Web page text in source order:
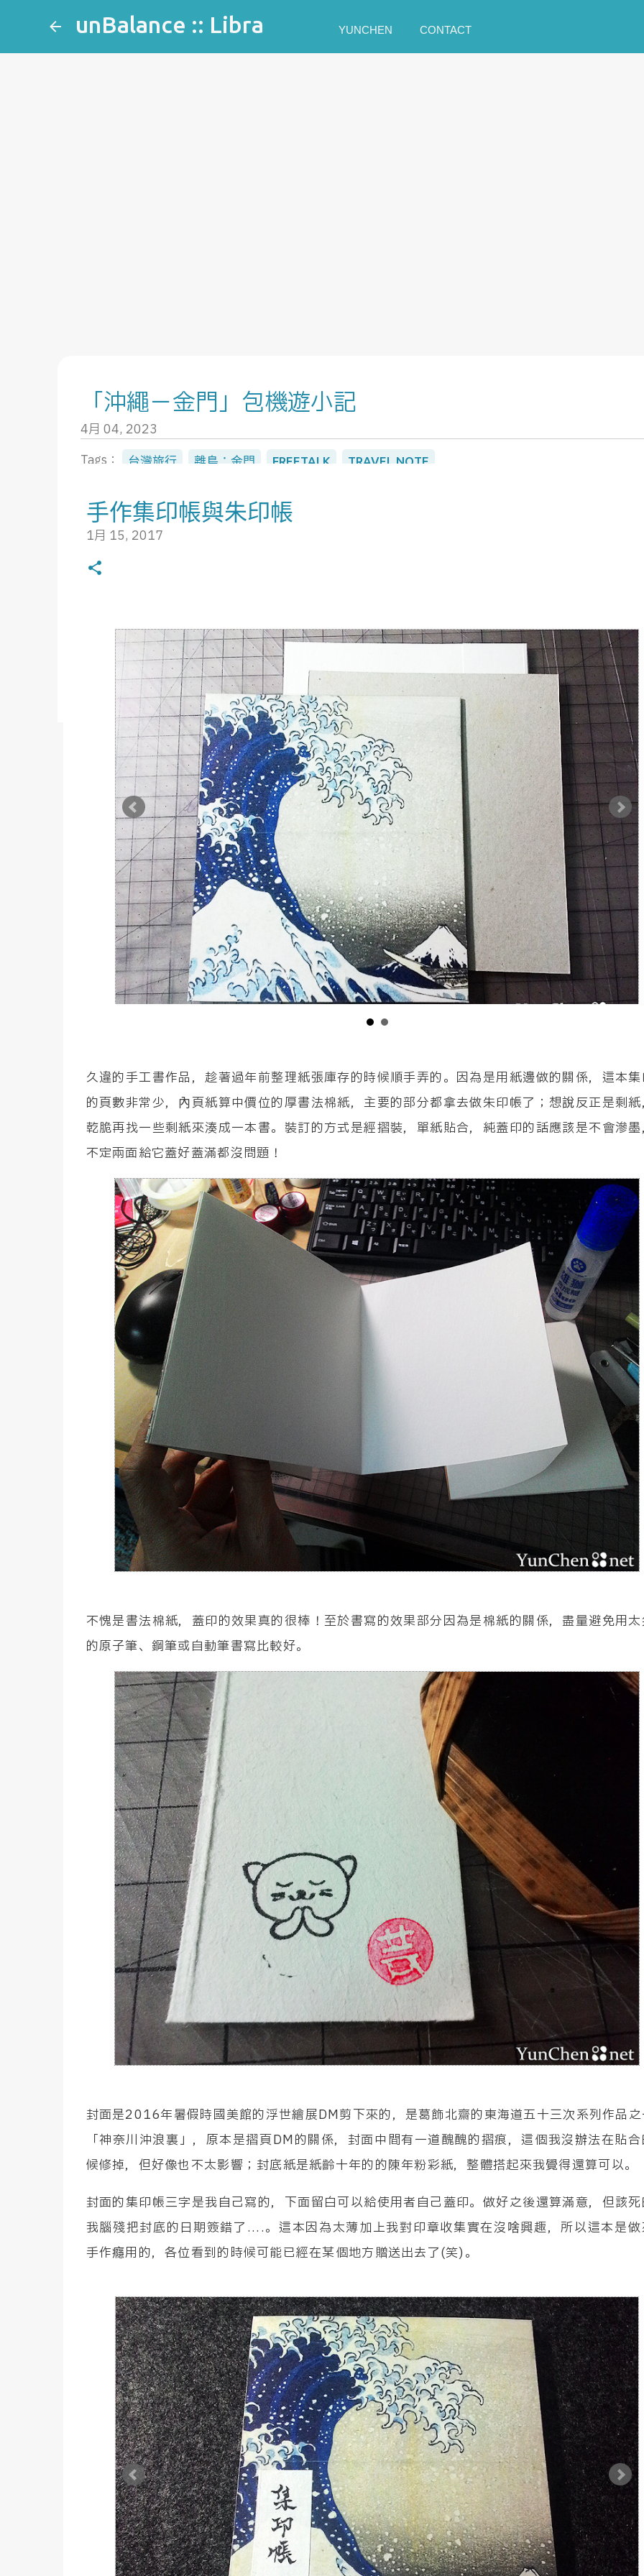
unBalance :: Libra YUNCHEN CONTACT
Hello, I'm YunZhen
不打狗的打狗人，生在20世紀，活在21世紀，希望可以死在22世紀。對中日韓及東亞傳統藝術文化及歷史有濃厚的興趣，
天生貓奴，但只養過一隻貓。在充滿疑惑的不惑之年，無任何背景一個人跑到琉球討生活。平面設計相關經驗雖然有20年
希望能留在旅遊業界。
「沖繩－金門」包機遊小記
4月 04, 2023
Tags：
台灣旅行 離島：金門 FREETALK TRAVEL NOTE
翟山：地雷展示館 工作單位提供了一個從沖繩出發到金門的包機行程的旅遊機會，在金門跨年，一人在
沒事幹，也因為疫情很久沒回台灣，雖然是去金門但總算也是台灣的國境之內，所以二話不說就報名衝
回，行程上是四天三夜，但實際上的觀光行程只有兩天，所以據說銷售狀況並不太好，但我參加的是媒
乾吃就很滿意了。 媒體團只有一台車，沒意外的我是整團唯一的台灣人，因為這樣特殊的身分，讓我在
程又有更加特殊的體驗。照日本人出海外旅遊團的結構來說，會有隨車領隊跟翻譯導遊兩位領團，隨車
是負責發放用品點名之類的，翻譯導遊就是跟當地導遊接洽然後跟團員解釋當地導遊的解說內容。我從
去日本就是自由行，因為經濟狀況不太好從來沒參團出國過；後來雖然拿到日文的領隊導遊證，在旅行
後也完全沒機會處理海外團的事務，所以我只知道台灣好像就是一人包下領跟導的工作這樣。我們這團
大姊可能是在日本待太久了，對於金門大小事以及相關的歷史淵源並不是很了解，相比之下我這個在台
近四十年的廢材來說反而變成了各種溝通的橋梁…。
手作集印帳與朱印帳
1月 15, 2017
久違的手工書作品，趁著過年前整理紙張庫存的時候順手弄的。因為是用紙邊做的關係，這本
的頁數非常少，內頁紙算中價位的厚書法棉紙，主要的部分都拿去做朱印帳了；想說反正是剩
乾脆再找一些剩紙來湊成一本書。裝訂的方式是經摺裝，單紙貼合，純蓋印的話應該是不會滲
不定兩面給它蓋好蓋滿都沒問題！
不愧是書法棉紙，蓋印的效果真的很棒！至於書寫的效果部分因為是棉紙的關係，盡量避免用
的原子筆、鋼筆或自動筆書寫比較好。
封面是2016年暑假時國美館的浮世繪展DM剪下來的，是葛飾北齋的東海道五十三次系列作品
「神奈川沖浪裏」，原本是摺頁DM的關係，封面中間有一道醜醜的摺痕，這個我沒辦法在貼
候修掉，但好像也不太影響；封底紙是紙齡十年的的陳年粉彩紙，整體搭起來我覺得還算可以。
封面的集印帳三字是我自己寫的，下面留白可以給使用者自己蓋印。做好之後還算滿意，但該
我腦殘把封底的日期簽錯了....。這本因為太薄加上我對印章收集實在沒啥興趣，所以這本是
手作癮用的，各位看到的時候可能已經在某個地方贈送出去了(笑)。